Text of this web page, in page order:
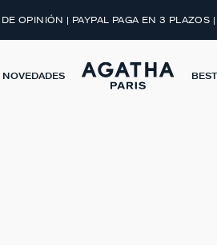
OPINIÓN | PAYPAL PAGA EN 3 PLAZOS
NOVEDADES